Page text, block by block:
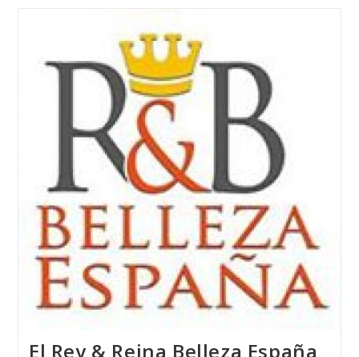
2015
Con
Las
Tres
Diseñadoras
De
Joyas
Del
Atlántico
El Rey & Reina Belleza España